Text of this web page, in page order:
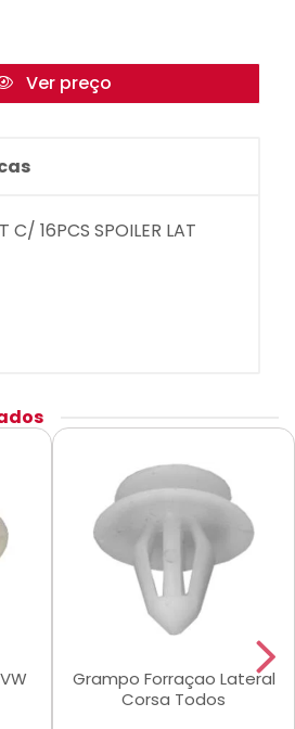
Ver preço
C/ 16PCS SPOILER LAT
Grampo Forraçao Lateral
Corsa Todos